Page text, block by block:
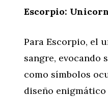
Escorpio:
Para Escorpio, el
sangre, evocando
como símbolos
diseño